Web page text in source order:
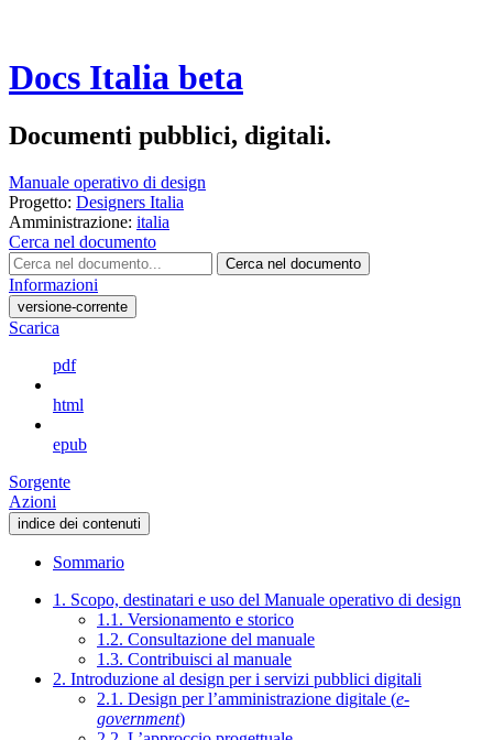
Docs Italia beta
Documenti pubblici, digitali.
Manuale operativo di design
Progetto: Designers Italia
Amministrazione: italia
Cerca nel documento
Cerca nel documento
Informazioni
versione-corrente
Scarica
pdf
html
epub
Sorgente
Azioni
indice dei contenuti
Sommario
1. Scopo, destinatari e uso del Manuale operativo di design
1.1. Versionamento e storico
1.2. Consultazione del manuale
1.3. Contribuisci al manuale
2. Introduzione al design per i servizi pubblici digitali
2.1. Design per l’amministrazione digitale (e-
government)